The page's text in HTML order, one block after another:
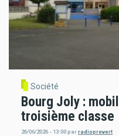
Société
Bourg Joly :
troisième classe
26/06/2026 - 13:00parradioprevert